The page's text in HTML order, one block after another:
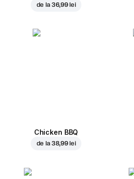
de la 36,99 lei
Chicken BBQ
de la 38,99 lei